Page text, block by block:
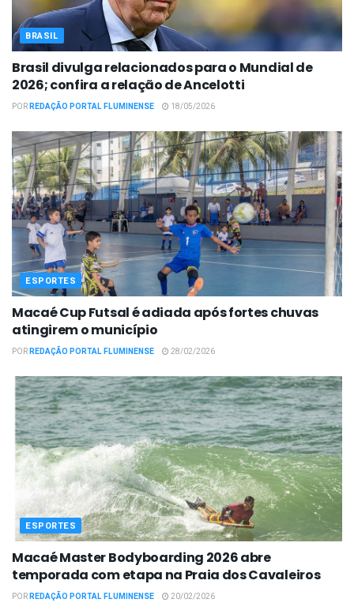
BRASIL
Brasil divulga relacionados para o Mundial de
2026; confira a relação de Ancelotti
PORREDAÇÃO PORTAL FLUMINENSE 18/05/2026
ESPORTES
Macaé Cup Futsal é adiada após fortes chuvas
atingirem o município
PORREDAÇÃO PORTAL FLUMINENSE 28/02/2026
ESPORTES
Macaé Master Bodyboarding 2026 abre
temporada com etapa na Praia dos Cavaleiros
PORREDAÇÃO PORTAL FLUMINENSE 20/02/2026